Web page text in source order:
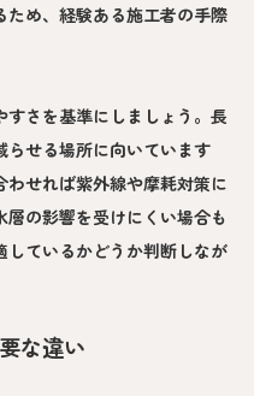
め、経験ある施工者の手際
さを基準にしましょう。長
らせる場所に向いています
わせれば紫外線や摩耗対策に
の影響を受けにくい場合も
ているかどうか判断しなが
な違い